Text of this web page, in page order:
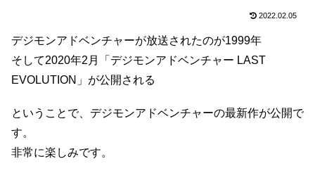
2022.02.05
デジモンアドベンチャーが放送されたのが1999年
そして2020年2月「デジモンアドベンチャー LAST
EVOLUTION」が公開される
ということで、デジモンアドベンチャーの最新作が公開で
す。
非常に楽しみです。